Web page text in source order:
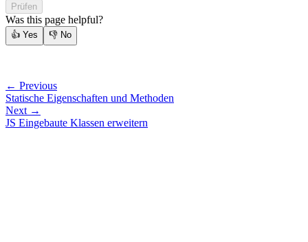
Prüfen
Was this page helpful?
👍 Yes 👎 No
← Previous
Statische Eigenschaften und Methoden
Next →
JS Eingebaute Klassen erweitern